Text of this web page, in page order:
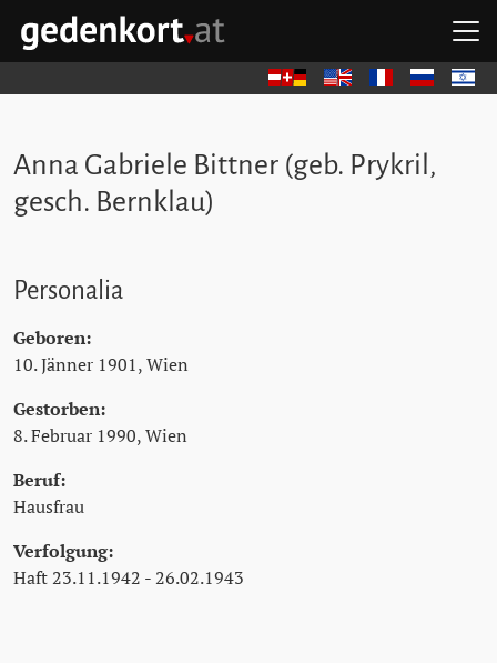
Zum Hauptinhalt springen
Zum Hauptmenü springen
Zu den Quicklinks springen
GEDENKORT - STARTSEITE
DeutschEnglish FrançaisРусский
עברית
Anna Gabriele Bittner (geb. Prykril,
gesch. Bernklau)
Personalia
Geboren:
10. Jänner 1901, Wien
Gestorben:
8. Februar 1990, Wien
Beruf:
Hausfrau
Verfolgung:
Haft 23.11.1942 - 26.02.1943